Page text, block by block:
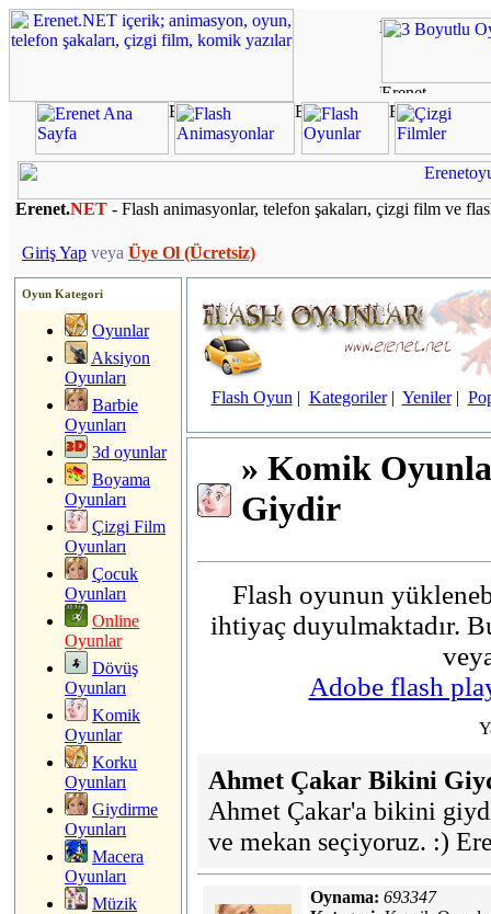
Erenet.NET - Flash animasyonlar, telefon şakaları, çizgi film ve
Giriş Yap veya Üye Ol (Ücretsiz)
Oyun Kategori
Oyunlar
Aksiyon
Oyunları
Barbie
Oyunları
3d oyunlar
Boyama
Oyunları
Çizgi Film
Oyunları
Çocuk
Oyunları
Online
Oyunlar
Dövüş
Oyunları
Komik
Oyunlar
Korku
Oyunları
Giydirme
Oyunları
Macera
Oyunları
Müzik
Flash Oyun | Kategoriler| Yeniler|
» Komik
Giydir
Flash oyunun
ihtiyaç duyulmaktadır.
Adobe flash
Ahmet Çakar Bikini
Ahmet Çakar'a bikini
ve mekan seçiyoruz. :)
Oynama: 693347